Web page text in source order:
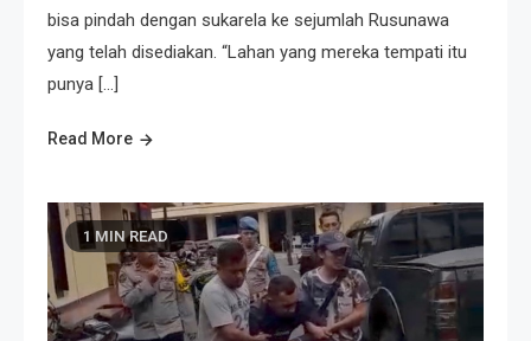
bisa pindah dengan sukarela ke sejumlah Rusunawa
yang telah disediakan. “Lahan yang mereka tempati itu
punya […]
Read More
1 MIN READ